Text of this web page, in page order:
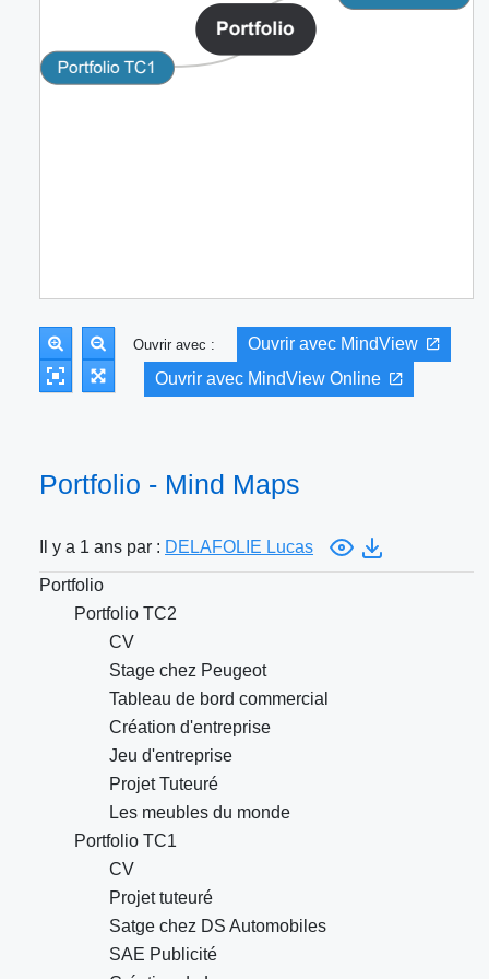
Ouvrir avec :
Ouvrir avec MindView
Ouvrir avec MindView Online
Portfolio - Mind Maps
Il y a 1 ans par : DELAFOLIE Lucas
Portfolio
Portfolio TC2
CV
Stage chez Peugeot
Tableau de bord commercial
Création d'entreprise
Jeu d'entreprise
Projet Tuteuré
Les meubles du monde
Portfolio TC1
CV
Projet tuteuré
Satge chez DS Automobiles
SAE Publicité